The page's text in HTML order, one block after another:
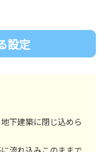
設定
下建築に閉じ込めら